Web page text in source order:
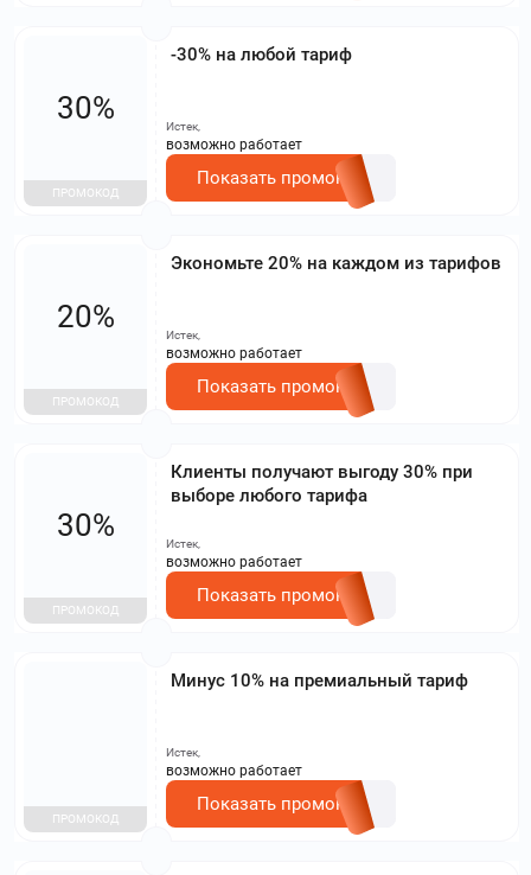
-30% на любой тариф
30%
ПРОМОКОД
Истек,
возможно работает
Показать промокод
Экономьте 20% на каждом из тарифов
20%
ПРОМОКОД
Истек,
возможно работает
Показать промокод
Клиенты получают выгоду 30% при
выборе любого тарифа
30%
ПРОМОКОД
Истек,
возможно работает
Показать промокод
Минус 10% на премиальный тариф
ПРОМОКОД
Истек,
возможно работает
Показать промокод